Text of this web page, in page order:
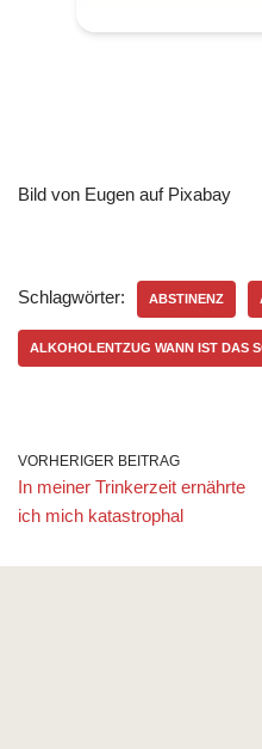
Bild von Eugen auf Pixabay
Schlagwörter: ABSTINENZ
ALKOHOLENTZUG WANN IST DAS
VORHERIGER BEITRAG
In meiner Trinkerzeit ernährte
ich mich katastrophal